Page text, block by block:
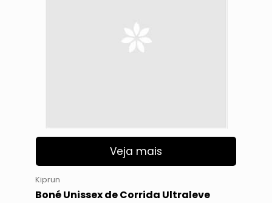
Veja mais
Kiprun
Boné Unissex de Corrida Ultraleve